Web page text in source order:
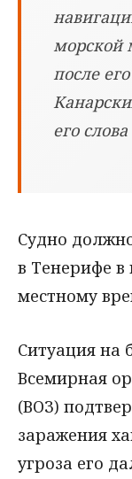
морской
после
его
Судно
в Тенерифе в
местному
Ситуация на
Всемирная
(ВОЗ)
заражения
угроза его